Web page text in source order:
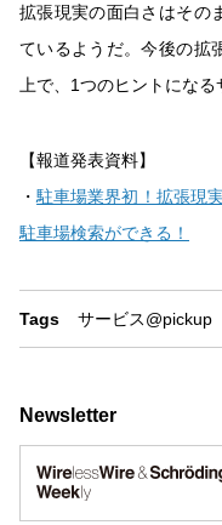
拡張現実の面白さはその
ているようだ。今後の拡
上で、1つのヒントにな
【報道発表資料】
・駐車場業界初！拡張現
駐車場検索ができる！
Tags サービス@pickup
Newsletter